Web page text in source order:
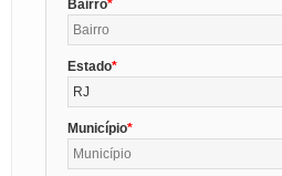
Bairro
Estado
RJ
Município